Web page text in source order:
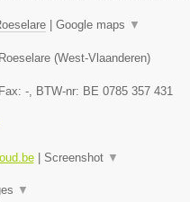
| Google maps ▼
Roeselare(West-Vlaanderen)
-, BTW-nr: BE 0785 357 431
| Screenshot ▼
▼